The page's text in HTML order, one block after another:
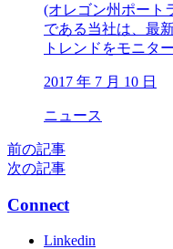
(オレゴン州ポート
である当社は、最
トレンドをモニタ
2017 年 7 月 10 日
ニュース
前の記事
次の記事
Connect
Linkedin